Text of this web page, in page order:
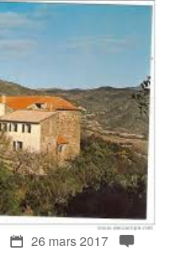
26 mars 2017